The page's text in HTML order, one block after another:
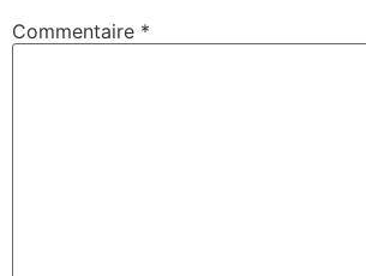
Commentaire *